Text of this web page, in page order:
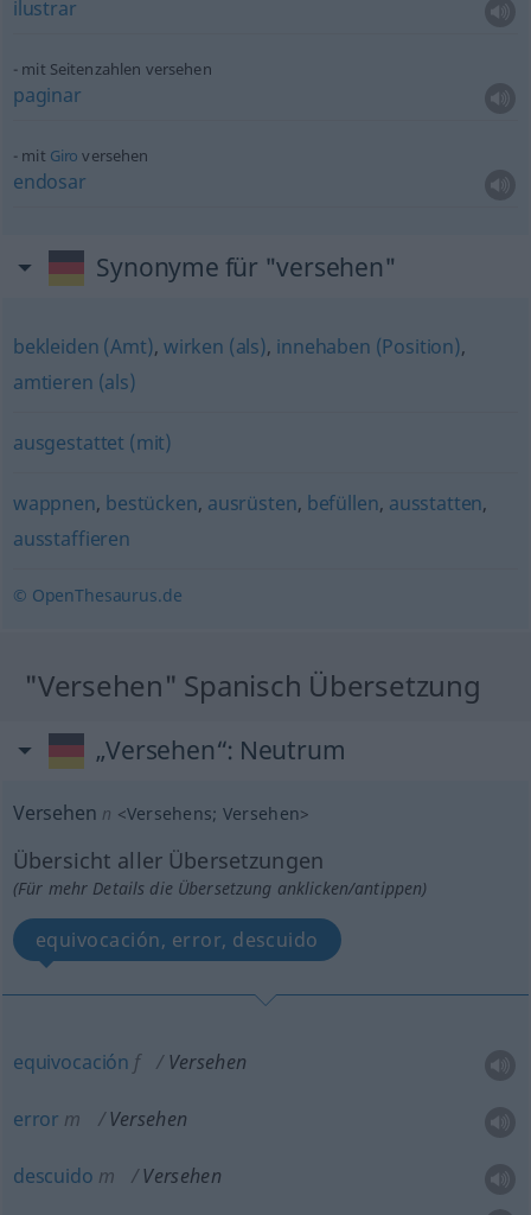
ilustrar
mit Seitenzahlen versehen
paginar
mit Giro versehen
endosar
Synonyme für "versehen"
bekleiden (Amt), wirken (als), innehaben (Position),
amtieren (als)
ausgestattet (mit)
wappnen, bestücken, ausrüsten, befüllen, ausstatten,
ausstaffieren
© OpenThesaurus.de
"Versehen" Spanisch Übersetzung
„Versehen“: Neutrum
Versehen n <Versehens; Versehen>
Übersicht aller Übersetzungen
(Für mehr Details die Übersetzung anklicken/antippen)
equivocación, error, descuido
equivocación f Versehen
error m Versehen
descuido m Versehen